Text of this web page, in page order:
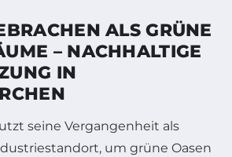
ALS GRÜNE
– NACHHALTIGE
IN
seine Vergangenheit als
um grüne Oasen